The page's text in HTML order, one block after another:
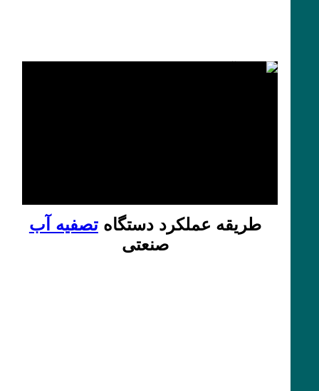
طریقه عملکرد دستگاهتصفیه آب
صنعتی